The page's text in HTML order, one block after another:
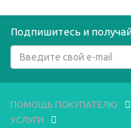
Подпишитесь и
ПОМОЩЬ ПОКУПАТЕЛЮ
УСЛУГИ